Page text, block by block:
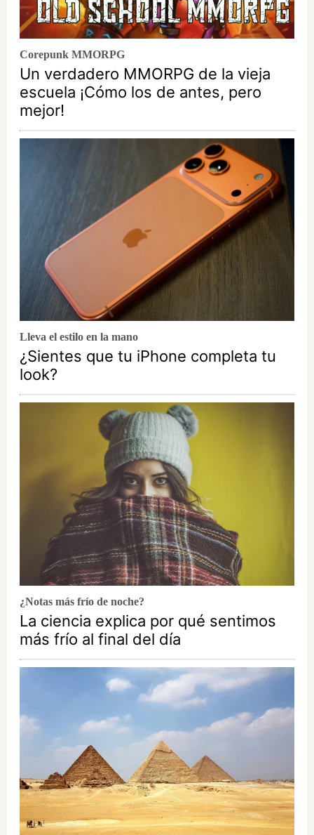
Corepunk MMORPG
Un verdadero MMORPG de la vieja
escuela ¡Cómo los de antes, pero
mejor!
Lleva el estilo en la mano
¿Sientes que tu iPhone completa tu
look?
¿Notas más frío de noche?
La ciencia explica por qué sentimos
más frío al final del día